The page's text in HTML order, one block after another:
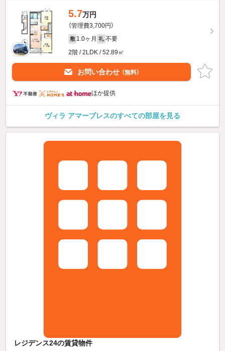
5.7万円
（管理費3,700円）
敷 1.0ヶ月 礼 不要
2階 / 2LDK / 52.89㎡
お問い合わせ （無料）
ほか提供
ヴィラ アマーブレスのすべての部屋を見る
レジデンス24の賃貸物件